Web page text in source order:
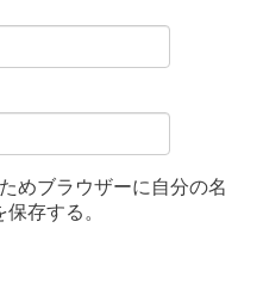
めブラウザーに自分の名
存する。